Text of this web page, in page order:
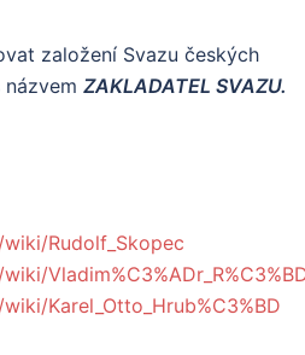
založení Svazu českých
ZAKLADATEL SVAZU.
Rudolf_Skopec
Karel_Otto_Hrub%C3%BD